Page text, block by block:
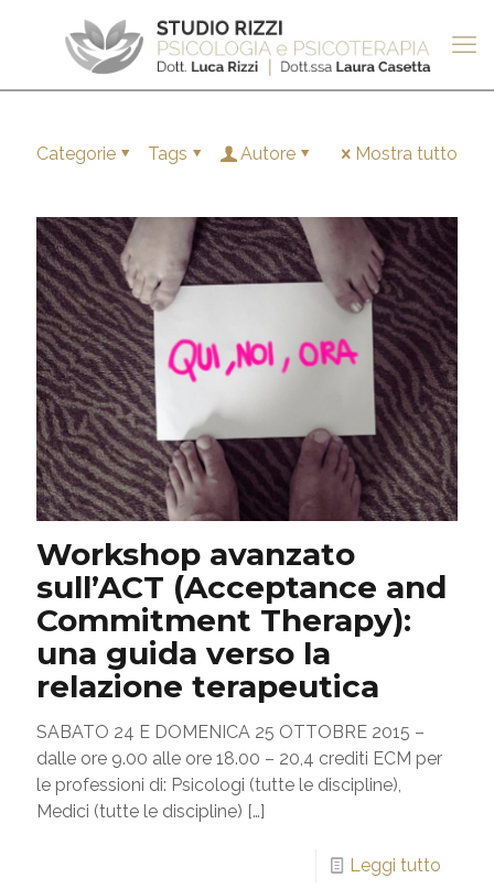
Categorie Tags Autore Mostra tutto
Workshop avanzato
sull’ACT (Acceptance and
Commitment Therapy):
una guida verso la
relazione terapeutica
SABATO 24 E DOMENICA 25 OTTOBRE 2015 –
dalle ore 9.00 alle ore 18.00 – 20,4 crediti ECM per
le professioni di: Psicologi (tutte le discipline),
Medici (tutte le discipline) […]
Leggi tutto